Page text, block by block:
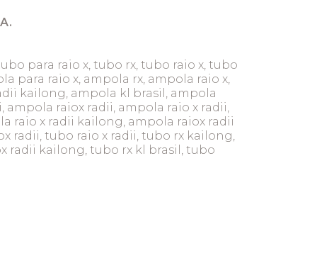
para raio x, tubo rx, tubo raio x, tubo
para raio x, ampola rx, ampola raio x,
kailong, ampola kl brasil, ampola
raiox radii, ampola raio x radii,
raio x radii kailong, ampola raiox radii
radii, tubo raio x radii, tubo rx kailong,
radii kailong, tubo rx kl brasil, tubo